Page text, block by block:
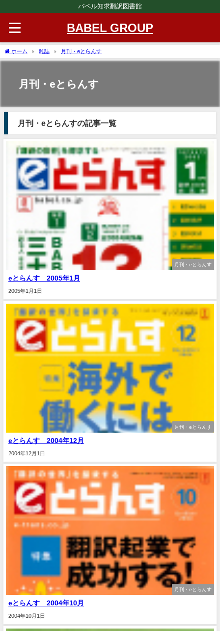
バベル知求翻訳図書館
BABEL GROUP
ホーム 雑誌 月刊・eとらんす
月刊・eとらんす
月刊・eとらんすの記事一覧
月刊・eとらんす
eとらんす 2005年1月
2005年1月1日
月刊・eとらんす
eとらんす 2004年12月
2004年12月1日
月刊・eとらんす
eとらんす 2004年10月
2004年10月1日